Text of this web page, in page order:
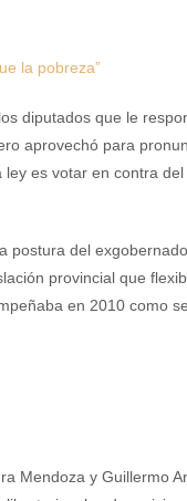
la pobreza”
diputados que le
aprovechó para
es votar en contra
postura del
provincial que
en 2010 como
Mendoza y Guillermo